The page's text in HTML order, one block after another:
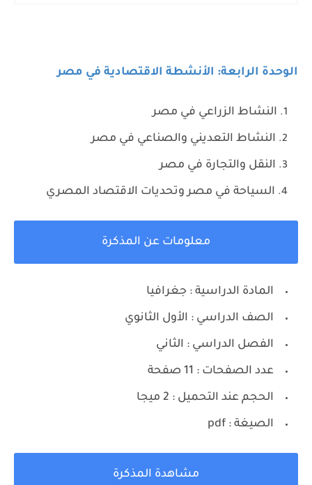
الوحدة الرابعة: الأنشطة الاقتصادية في مصر
النشاط الزراعي في مصر
النشاط التعديني والصناعي في مصر
النقل والتجارة في مصر
السياحة في مصر وتحديات الاقتصاد المصري
معلومات عن المذكرة
المادة الدراسية : جغرافيا
الصف الدراسي : الأول الثانوي
الفصل الدراسي : الثاني
عدد الصفحات : 11 صفحة
الحجم عند التحميل : 2 ميجا
الصيغة : pdf
مشاهدة المذكرة